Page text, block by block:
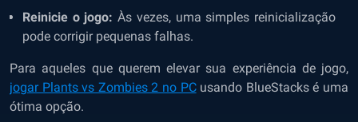
Reinicie o jogo: Às vezes, uma simples reinicialização
pode corrigir pequenas falhas.
Para aqueles que querem elevar sua experiência de jogo,
jogar Plants vs Zombies 2 no PCusando BlueStacks é uma
ótima opção.